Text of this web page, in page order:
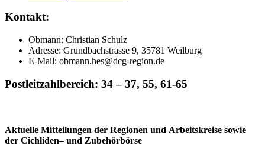
Kontakt:
Obmann: Christian Schulz
Adresse: Grundbachstrasse 9, 35781 Weilburg
E-Mail: obmann.hes@dcg-region.de
Postleitzahlbereich: 34 – 37, 55, 61-65
Aktuelle Mitteilungen der Regionen und Arbeitskreise sowie
der Cichliden– und Zubehörbörse